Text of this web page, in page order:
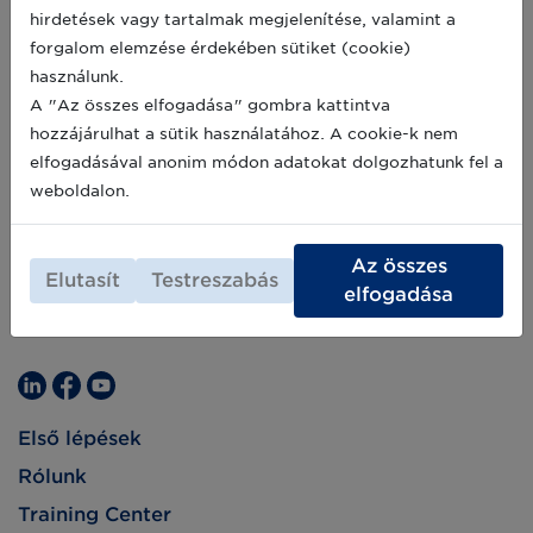
fő motorját.
Első lépések
Rólunk
Training Center
hirdetések vagy tartalmak megjelenítése, valamint a
forgalom elemzése érdekében sütiket (cookie)
használunk.
A "Az összes elfogadása" gombra kattintva
hozzájárulhat a sütik használatához. A cookie-k nem
elfogadásával anonim módon adatokat dolgozhatunk fel a
weboldalon.
Elutasít Testreszabás
Az összes
elfogadása